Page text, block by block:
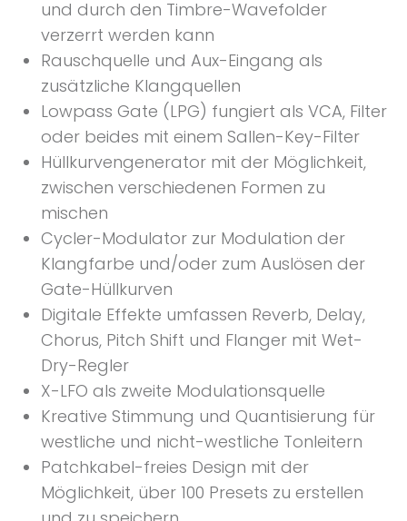
und durch den Timbre-Wavefolder
verzerrt werden kann
Rauschquelle und Aux-Eingang als
zusätzliche Klangquellen
Lowpass Gate (LPG) fungiert als VCA, Filter
oder beides mit einem Sallen-Key-Filter
Hüllkurvengenerator mit der Möglichkeit,
zwischen verschiedenen Formen zu
mischen
Cycler-Modulator zur Modulation der
Klangfarbe und/oder zum Auslösen der
Gate-Hüllkurven
Digitale Effekte umfassen Reverb, Delay,
Chorus, Pitch Shift und Flanger mit Wet-
Dry-Regler
X-LFO als zweite Modulationsquelle
Kreative Stimmung und Quantisierung für
westliche und nicht-westliche Tonleitern
Patchkabel-freies Design mit der
Möglichkeit, über 100 Presets zu erstellen